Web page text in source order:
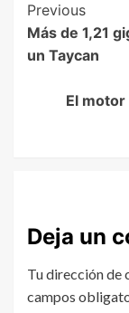
Previous
Más de 1,21
un Taycan
El
Deja un
Tu dirección de
campos